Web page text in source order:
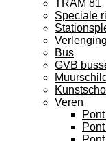
TRAM 81
Speciale
Bus
GVB
Veren